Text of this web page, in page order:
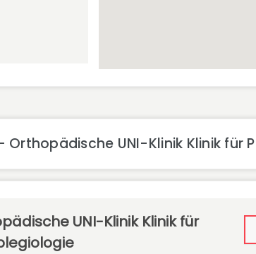
UNI-Klinik Klinik für
UNI-Klinik Klinik für